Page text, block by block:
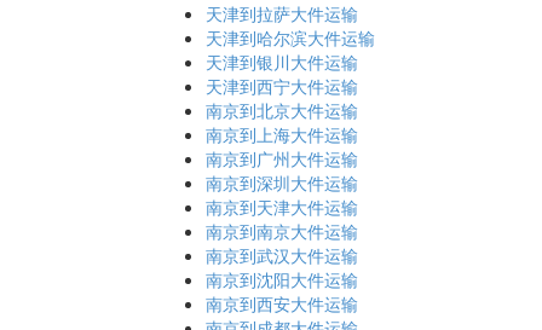
天津到拉萨大件运输
天津到哈尔滨大件运输
天津到银川大件运输
天津到西宁大件运输
南京到北京大件运输
南京到上海大件运输
南京到广州大件运输
南京到深圳大件运输
南京到天津大件运输
南京到南京大件运输
南京到武汉大件运输
南京到沈阳大件运输
南京到西安大件运输